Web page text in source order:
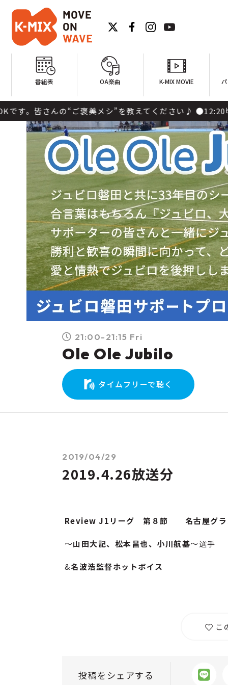
番組表 OA楽曲 K-MIX MOVIE
美メシ”を教えてください♪ ●12:20頃：アー
21:00-21:15 Fri
Ole Ole Jubilo
タイムフリーで聴く
2019/04/29
2019.4.26放送分
Review J1リーグ 第８節 名古屋グラ
～山田大記、松本昌也、小川航基～選手
&名波浩監督ホットボイス
こ
投稿をシェアする